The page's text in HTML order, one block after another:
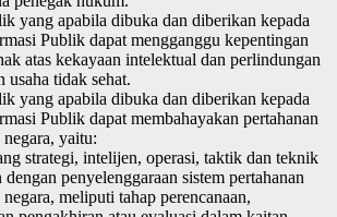
yang apabila dibuka dan diberikan kepada
Publik dapat mengganggu kepentingan
atas kekayaan intelektual dan perlindungan
usaha tidak sehat.
yang apabila dibuka dan diberikan kepada
Publik dapat membahayakan pertahanan
yaitu:
strategi, intelijen, operasi, taktik dan teknik
penyelenggaraan sistem pertahanan
meliputi tahap perencanaan,